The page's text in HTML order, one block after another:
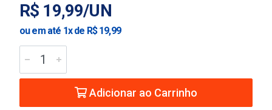
R$ 19,99/UN
ou em até 1x de R$ 19,99
Adicionar ao Carrinho